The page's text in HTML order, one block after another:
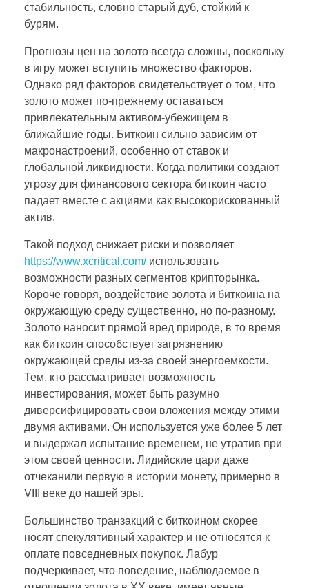
стабильность, словно старый дуб, стойкий к
бурям.
Прогнозы цен на золото всегда сложны, поскольку
в игру может вступить множество факторов.
Однако ряд факторов свидетельствует о том, что
золото может по-прежнему оставаться
привлекательным активом-убежищем в
ближайшие годы. Биткоин сильно зависим от
макронастроений, особенно от ставок и
глобальной ликвидности. Когда политики создают
угрозу для финансового сектора биткоин часто
падает вместе с акциями как высокорискованный
актив.
Такой подход снижает риски и позволяет
https://www.xcritical.com/использовать
возможности разных сегментов крипторынка.
Короче говоря, воздействие золота и биткоина на
окружающую среду существенно, но по-разному.
Золото наносит прямой вред природе, в то время
как биткоин способствует загрязнению
окружающей среды из-за своей энергоемкости.
Тем, кто рассматривает возможность
инвестирования, может быть разумно
диверсифицировать свои вложения между этими
двумя активами. Он используется уже более 5 лет
и выдержал испытание временем, не утратив при
этом своей ценности. Лидийские цари даже
отчеканили первую в истории монету, примерно в
VIII веке до нашей эры.
Большинство транзакций с биткоином скорее
носят спекулятивный характер и не относятся к
оплате повседневных покупок. Лабур
подчеркивает, что поведение, наблюдаемое в